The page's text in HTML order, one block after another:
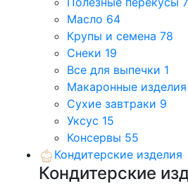
Масло 64
Крупы и семена 78
Снеки 19
Все для выпечки 1
Макаронные
Сухие завтраки 9
Уксус 15
Консервы 55
Кондитерские изделия
Кондитерские